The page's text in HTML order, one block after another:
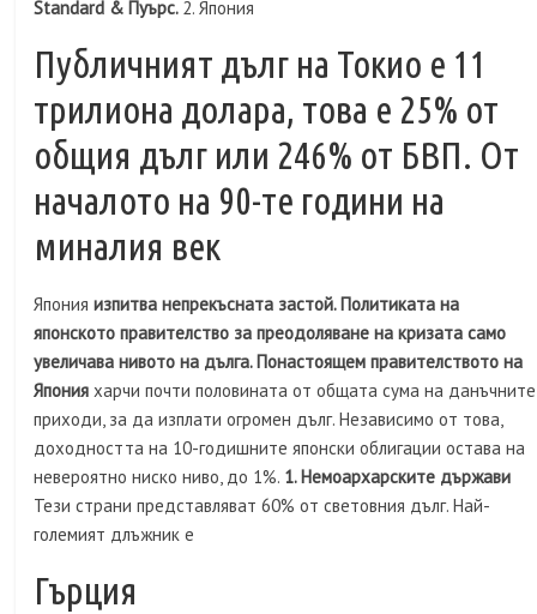
Standard & Пуърс. 2. Япония
Публичният дълг на Токио е 11
трилиона долара, това е 25% от
общия дълг или 246% от БВП. От
началото на 90-те години на
миналия век
Японияизпитва непрекъсната застой. Политиката на
японското правителство за преодоляване на кризата само
увеличава нивото на дълга. Понастоящем правителството на
Японияхарчи почти половината от общата сума на данъчните
приходи, за да изплати огромен дълг. Независимо от това,
доходността на 10-годишните японски облигации остава на
невероятно ниско ниво, до 1%. 1. Немоархарските държави
Тези страни представляват 60% от световния дълг. Най-
големият длъжник е
Гърция